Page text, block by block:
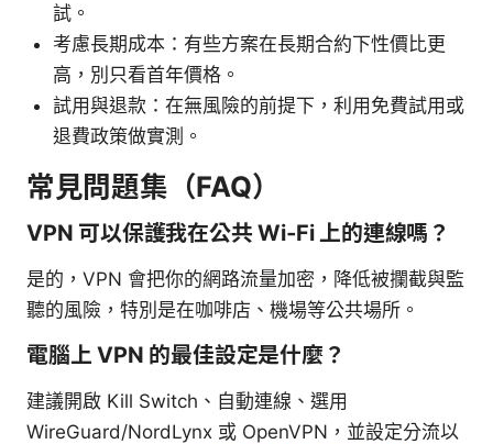
試。
考慮長期成本：有些方案在長期合約下性價比更
高，別只看首年價格。
試用與退款：在無風險的前提下，利用免費試用或
退費政策做實測。
常見問題集（FAQ）
VPN 可以保護我在公共 Wi‑Fi 上的連線嗎？
是的，VPN 會把你的網路流量加密，降低被攔截與監
聽的風險，特別是在咖啡店、機場等公共場所。
電腦上 VPN 的最佳設定是什麼？
建議開啟 Kill Switch、自動連線、選用
WireGuard/NordLynx 或 OpenVPN，並設定分流以